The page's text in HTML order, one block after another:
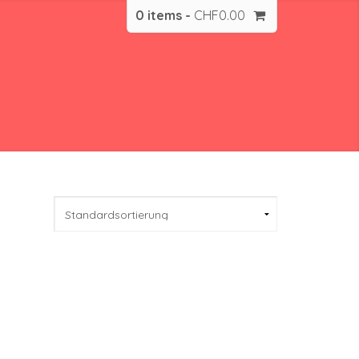
0 items - CHF0.00